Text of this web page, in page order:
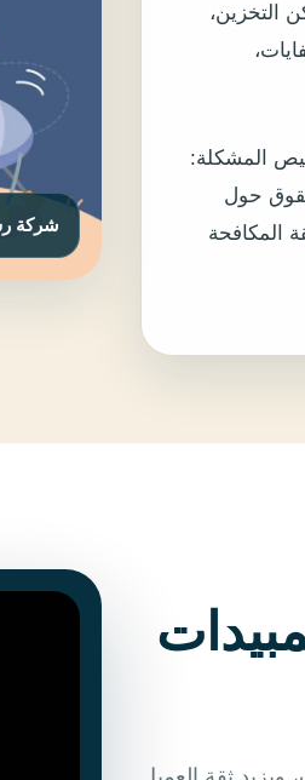
التخزين،
المشكلة:
حول
المكافحة